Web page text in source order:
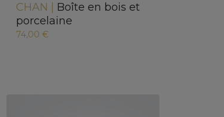
CHAN | Boîte en bois et
porcelaine
74,00 €